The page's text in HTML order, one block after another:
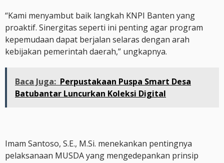
“Kami menyambut baik langkah KNPI Banten yang
proaktif. Sinergitas seperti ini penting agar program
kepemudaan dapat berjalan selaras dengan arah
kebijakan pemerintah daerah,” ungkapnya.
Baca Juga: Perpustakaan Puspa Smart Desa
Batubantar Luncurkan Koleksi Digital
Imam Santoso, S.E., M.Si. menekankan pentingnya
pelaksanaan MUSDA yang mengedepankan prinsip